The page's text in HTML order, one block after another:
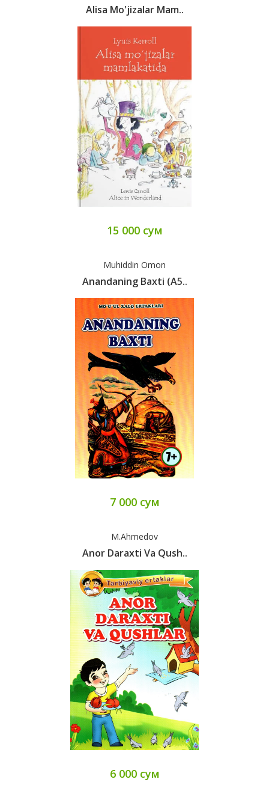
Alisa Mo'jizalar Mam..
15 000 сум
Muhiddin Omon
Anandaning Baxti (А5..
7 000 сум
M.Ahmedov
Anor Daraxti Va Qush..
6 000 сум